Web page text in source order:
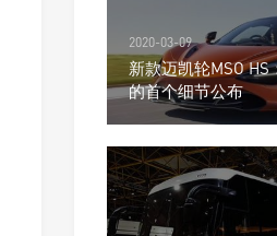
2020-03-09
新款迈凯轮MSO
的首个细节公布